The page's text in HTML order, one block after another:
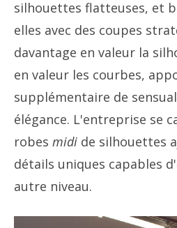
silhouettes flatteuses, et
elles avec des coupes
davantage en valeur la
en valeur les courbes,
supplémentaire de
élégance. L'entreprise se
robes midi de silhouettes
détails uniques capables
autre niveau.